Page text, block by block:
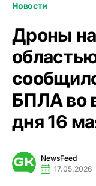
Новости
Дроны
БПЛА во
дня 16
NewsFeed
17.05.2026